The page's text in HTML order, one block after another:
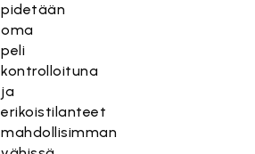
pidetään
oma
peli
kontrolloituna
ja
erikoistilanteet
mahdollisimman